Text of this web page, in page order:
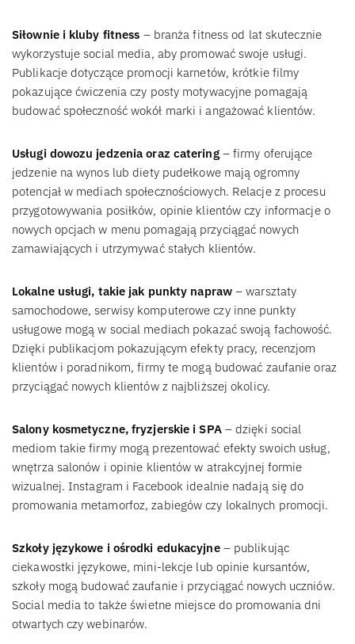
Siłownie i kluby fitness – branża fitness od lat skutecznie
wykorzystuje social media, aby promować swoje usługi.
Publikacje dotyczące promocji karnetów, krótkie filmy
pokazujące ćwiczenia czy posty motywacyjne pomagają
budować społeczność wokół marki i angażować klientów.
Usługi dowozu jedzenia oraz catering– firmy oferujące
jedzenie na wynos lub diety pudełkowe mają ogromny
potencjał w mediach społecznościowych. Relacje z procesu
przygotowywania posiłków, opinie klientów czy informacje o
nowych opcjach w menu pomagają przyciągać nowych
zamawiających i utrzymywać stałych klientów.
Lokalne usługi, takie jak punkty napraw– warsztaty
samochodowe, serwisy komputerowe czy inne punkty
usługowe mogą w social mediach pokazać swoją fachowość.
Dzięki publikacjom pokazującym efekty pracy, recenzjom
klientów i poradnikom, firmy te mogą budować zaufanie oraz
przyciągać nowych klientów z najbliższej okolicy.
Salony kosmetyczne, fryzjerskie i SPA– dzięki social
mediom takie firmy mogą prezentować efekty swoich usług,
wnętrza salonów i opinie klientów w atrakcyjnej formie
wizualnej. Instagram i Facebook idealnie nadają się do
promowania metamorfoz, zabiegów czy lokalnych promocji.
Szkoły językowe i ośrodki edukacyjne– publikując
ciekawostki językowe, mini-lekcje lub opinie kursantów,
szkoły mogą budować zaufanie i przyciągać nowych uczniów.
Social media to także świetne miejsce do promowania dni
otwartych czy webinarów.